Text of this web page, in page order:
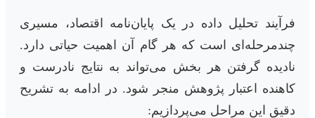
فرآیند تحلیل داده در یک پایان‌نامه اقتصاد، مسیری
چندمرحله‌ای است که هر گام آن اهمیت حیاتی دارد.
نادیده گرفتن هر بخش می‌تواند به نتایج نادرست و
کاهنده اعتبار پژوهش منجر شود. در ادامه به تشریح
دقیق این مراحل می‌پردازیم: